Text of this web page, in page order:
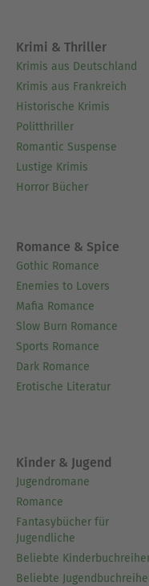
Krimi & Thriller
Krimis aus Deutschland
Krimis aus Frankreich
Historische Krimis
Politthriller
Romantic Suspense
Lustige Krimis
Horror Bücher
Romance & Spice
Gothic Romance
Enemies to Lovers
Mafia Romance
Slow Burn Romance
Sports Romance
Dark Romance
Erotische Literatur
Kinder & Jugend
Jugendromane
Romance
Fantasybücher für
Jugendliche
Beliebte
Beliebte